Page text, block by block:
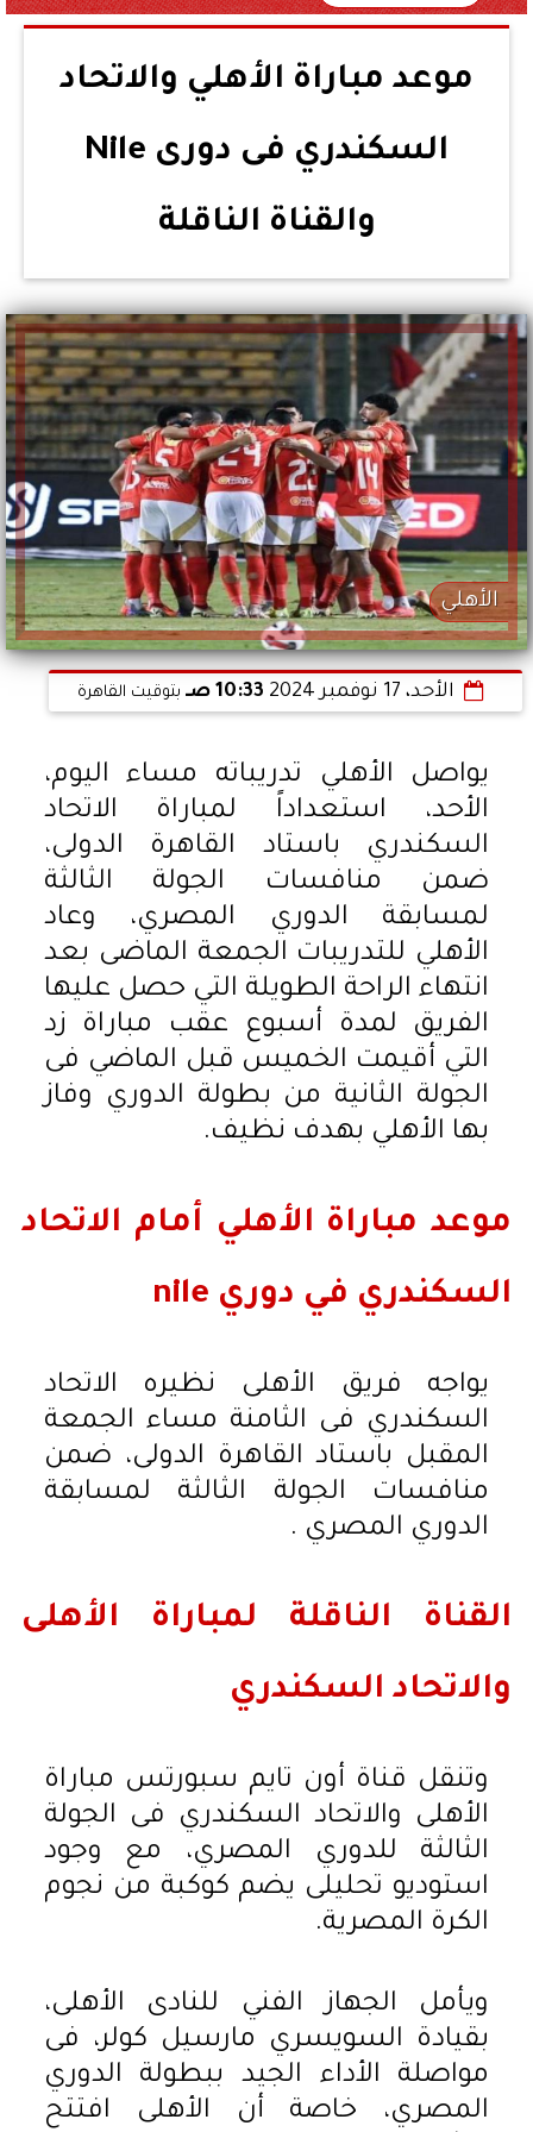
موعد مباراة الأهلي والاتحاد
السكندري فى دورى Nile
والقناة الناقلة
الأهلي
الأحد، 17 نوفمبر 2024 10:33 صـ بتوقيت القاهرة
يواصل الأهلي تدريباته مساء اليوم،
الأحد، استعداداً لمباراة الاتحاد
السكندري باستاد القاهرة الدولى،
ضمن منافسات الجولة الثالثة
لمسابقة الدوري المصري، وعاد
الأهلي للتدريبات الجمعة الماضى بعد
انتهاء الراحة الطويلة التي حصل عليها
الفريق لمدة أسبوع عقب مباراة زد
التي أقيمت الخميس قبل الماضي فى
الجولة الثانية من بطولة الدوري وفاز
بها الأهلي بهدف نظيف.
موعد مباراة الأهلي أمام الاتحاد
السكندري في دوري nile
يواجه فريق الأهلى نظيره الاتحاد
السكندري فى الثامنة مساء الجمعة
المقبل باستاد القاهرة الدولى، ضمن
منافسات الجولة الثالثة لمسابقة
الدوري المصري .
القناة الناقلة لمباراة الأهلى
والاتحاد السكندري
وتنقل قناة أون تايم سبورتس مباراة
الأهلى والاتحاد السكندري فى الجولة
الثالثة للدوري المصري، مع وجود
استوديو تحليلى يضم كوكبة من نجوم
الكرة المصرية.
ويأمل الجهاز الفني للنادى الأهلى،
بقيادة السويسري مارسيل كولر، فى
مواصلة الأداء الجيد ببطولة الدوري
المصري، خاصة أن الأهلى افتتح